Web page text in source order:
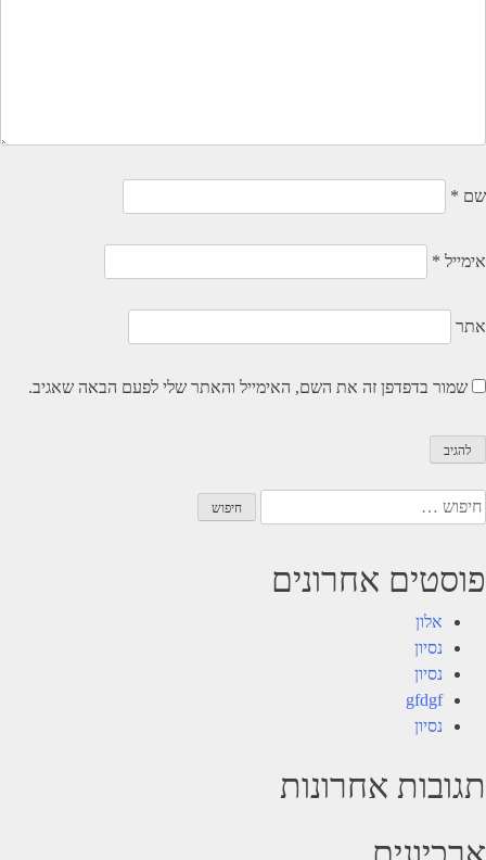
שם *
אימייל *
אתר
שמור בדפדפן זה את השם, האימייל והאתר שלי לפעם הבאה שאגיב.
חיפוש:
פוסטים אחרונים
אלון
נסיון
נסיון
gfdgf
נסיון
תגובות אחרונות